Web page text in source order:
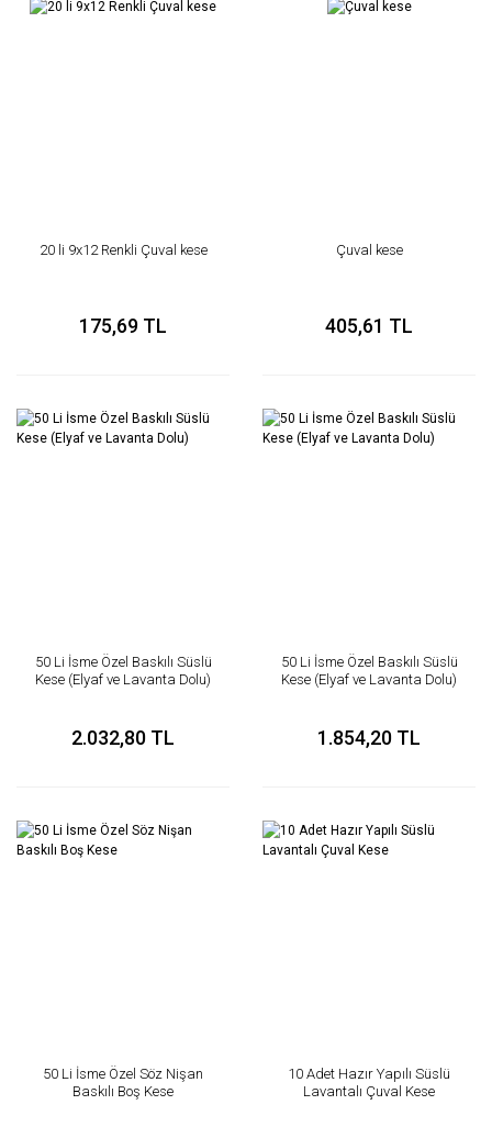
20 li 9x12 Renkli Çuval kese
175,69 TL
Çuval kese
405,61 TL
50 Li İsme Özel Baskılı Süslü
Kese (Elyaf ve Lavanta Dolu)
2.032,80 TL
50 Li İsme Özel Baskılı Süslü
Kese (Elyaf ve Lavanta Dolu)
1.854,20 TL
50 Li İsme Özel Söz Nişan
Baskılı Boş Kese
10 Adet Hazır Yapılı Süslü
Lavantalı Çuval Kese